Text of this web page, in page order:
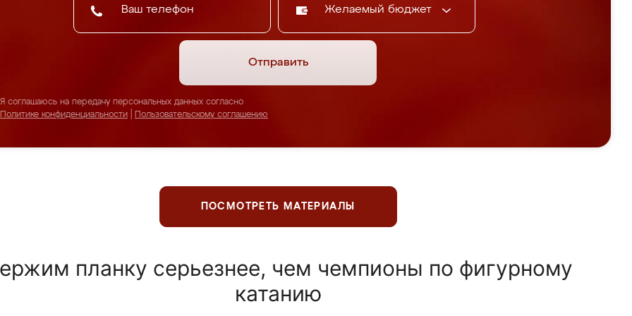
Желаемый бюджет
Отправить
Я соглашаюсь на передачу персональных данных согласно
Политике конфиденциальности
Пользовательскому соглашению
ПОСМОТРЕТЬ МАТЕРИАЛЫ
планку серьезнее, чем чемпионы по фигурному
катанию